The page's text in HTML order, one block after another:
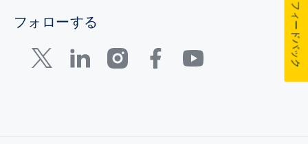
フォローする フィードバック